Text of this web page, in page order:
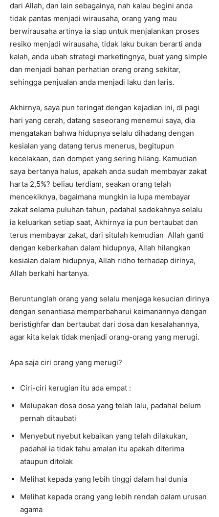
dari Allah, dan lain sebagainya, nah kalau begini anda
tidak pantas menjadi wirausaha, orang yang mau
berwirausaha artinya ia siap untuk menjalankan proses
resiko menjadi wirausaha, tidak laku bukan berarti anda
kalah, anda ubah strategi marketingnya, buat yang simple
dan menjadi bahan perhatian orang orang sekitar,
sehingga penjualan anda menjadi laku dan laris.
Akhirnya, saya pun teringat dengan kejadian ini, di pagi
hari yang cerah, datang seseorang menemui saya, dia
mengatakan bahwa hidupnya selalu dihadang dengan
kesialan yang datang terus menerus, begitupun
kecelakaan, dan dompet yang sering hilang. Kemudian
saya bertanya halus, apakah anda sudah membayar zakat
harta 2,5%? beliau terdiam, seakan orang telah
mencekiknya, bagaimana mungkin ia lupa membayar
zakat selama puluhan tahun, padahal sedekahnya selalu
ia keluarkan setiap saat, Akhirnya ia pun bertaubat dan
terus membayar zakat, dari situlah kemudian Allah ganti
dengan keberkahan dalam hidupnya, Allah hilangkan
kesialan dalam hidupnya, Allah ridho terhadap dirinya,
Allah berkahi hartanya.
Beruntunglah orang yang selalu menjaga kesucian dirinya
dengan senantiasa memperbaharui keimanannya dengan
beristighfar dan bertaubat dari dosa dan kesalahannya,
agar kita kelak tidak menjadi orang-orang yang merugi.
Apa saja ciri orang yang merugi?
Ciri-ciri kerugian itu ada empat :
Melupakan dosa dosa yang telah lalu, padahal belum
pernah ditaubati
Menyebut nyebut kebaikan yang telah dilakukan,
padahal ia tidak tahu amalan itu apakah diterima
ataupun ditolak
Melihat kepada yang lebih tinggi dalam hal dunia
Melihat kepada orang yang lebih rendah dalam urusan
agama